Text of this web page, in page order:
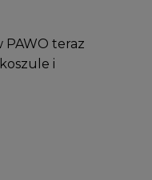
PAWO teraz
i